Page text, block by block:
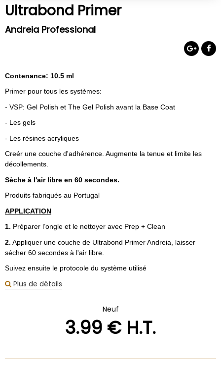
Ultrabond Primer
Andreia Professional
Contenance: 10.5 ml
Primer pour tous les systèmes:
- VSP: Gel Polish et The Gel Polish avant la Base Coat
- Les gels
- Les résines acryliques
Creér une couche d'adhérence. Augmente la tenue et limite les
décollements.
Sèche à l'air libre en 60 secondes.
Produits fabriqués au Portugal
APPLICATION
1. Préparer l’ongle et le nettoyer avec Prep + Clean
2. Appliquer une couche de Ultrabond Primer Andreia, laisser
sécher 60 secondes à l'air libre.
Suivez ensuite le protocole du système utilisé
Plus de détails
Neuf
3.99 € H.T.